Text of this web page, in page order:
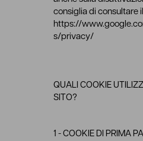
consiglia di consultare
https://
s/privacy/
QUALI COOKIE
SITO?
1 - COOKIE DI PRIMA